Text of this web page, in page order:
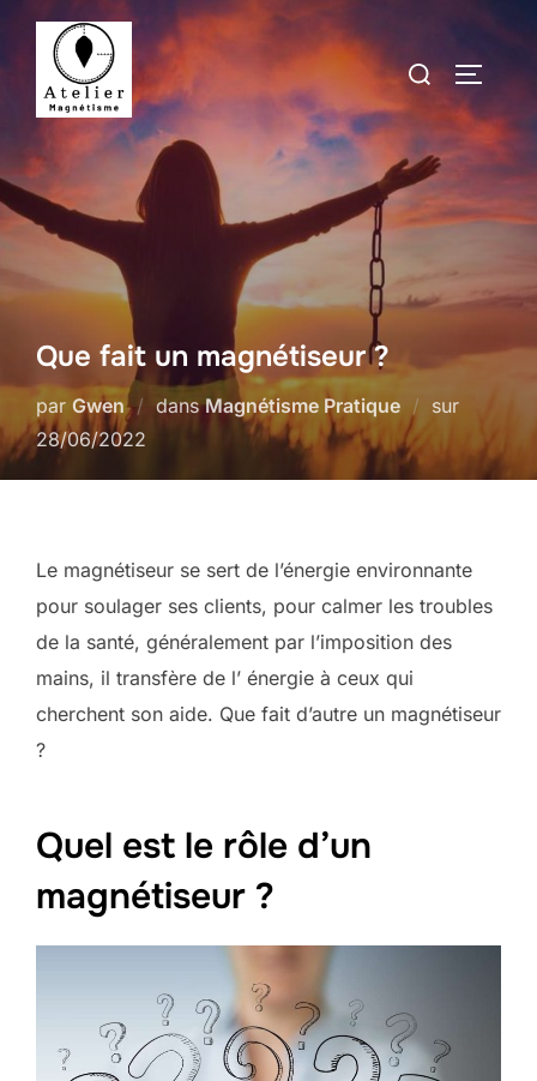
Aller
contenu
Rechercher :
Que fait un magnétiseur ?
par Gwen dansMagnétisme Pratique surPublié
28/06/2022
Le magnétiseur se sert de l’énergie environnante
pour soulager ses clients, pour calmer les troubles
de la santé, généralement par l’imposition des
mains, il transfère de l’ énergie à ceux qui
cherchent son aide. Que fait d’autre un magnétiseur
?
Quel est le rôle d’un
magnétiseur ?